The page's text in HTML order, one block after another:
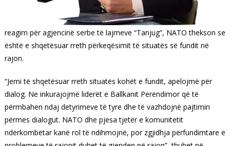
reagim për agjencinë serbe të lajmeve “Tanjug”, NATO thekson se
është e shqetësuar rreth përkeqësimit të situatës së fundit në
rajon.
“Jemi të shqetësuar rreth situatës kohët e fundit, apelojmë për
dialog. Ne inkurajojmë liderët e Ballkanit Perëndimor që të
përmbahen ndaj detyrimeve të tyre dhe të vazhdojnë pajtimin
përmes dialogut. NATO dhe pjesa tjetër e komunitetit
ndërkombëtar kanë rol të ndihmojnë, por zgjidhja përfundimtare e